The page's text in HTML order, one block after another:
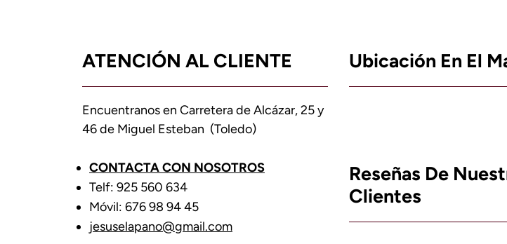
ATENCIÓN AL CLIENTE
Encuentranos en Carretera de Alcázar, 25 y
46 de Miguel Esteban (Toledo)
CONTACTA CON NOSOTROS
Telf: 925 560 634
Móvil: 676 98 94 45
jesuselapano@gmail.com
Ubicación En El
Reseñas De
Clientes